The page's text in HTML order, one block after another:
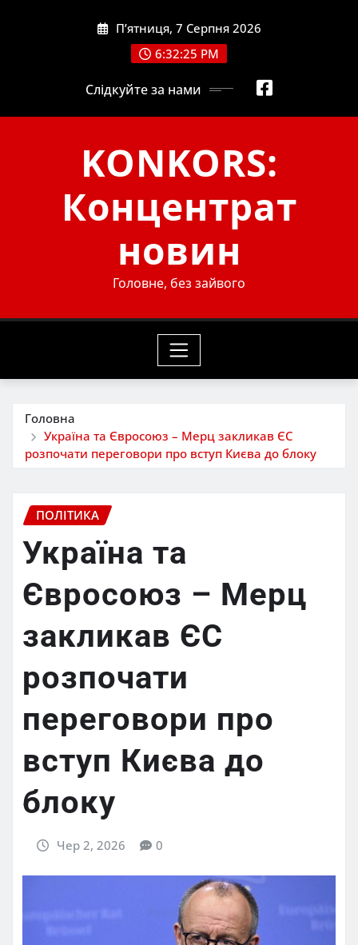
П’ятниця, 7 Серпня 2026
6:32:27 PM
Слідкуйте за нами
KONKORS:
Концентрат
новин
Головне, без зайвого
Головна
Україна та Євросоюз – Мерц закликав ЄС
розпочати переговори про вступ Києва до блоку
ПОЛІТИКА
Україна та
Євросоюз – Мерц
закликав ЄС
розпочати
переговори про
вступ Києва до
блоку
Чер 2, 2026 0